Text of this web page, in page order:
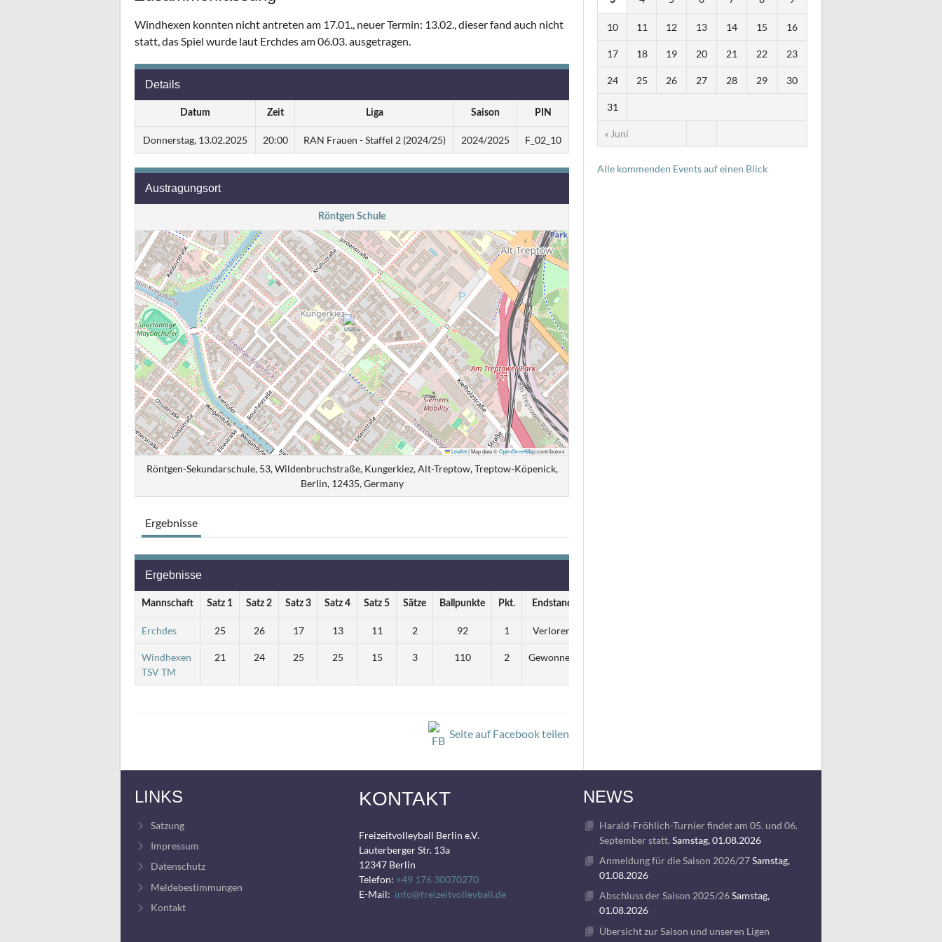
Windhexen konnten nicht antreten am 17.01., neuer Termin: 13.02., dieser fand auch nicht
statt, das Spiel wurde laut Erchdes am 06.03. ausgetragen.
Details
Datum Zeit Liga Saison PIN
Donnerstag, 13.02.2025 20:00 RAN Frauen - Staffel 2 (2024/25) 2024/2025 F_02_10
Austragungsort
Röntgen Schule
Leaflet|Map data ©OpenStreetMapcontributors
Röntgen-Sekundarschule, 53, Wildenbruchstraße, Kungerkiez, Alt-Treptow, Treptow-Köpenick,
Berlin, 12435, Germany
Ergebnisse
Ergebnisse
Mannschaft Satz 1 Satz 2 Satz 3 Satz 4 Satz 5 Sätze Ballpunkte Pkt. Endstand
Erchdes 25 26 17 13 11 2 92 1 Verloren
Windhexen
TSV TM
21 24 25 25 15 3 110 2 Gewonnen
Seite auf Facebook teilen
« Juni
10 11 12 13 14 15 16
17 18 19 20 21 22 23
24 25 26 27 28 29 30
31
Alle kommenden Events auf einen Blick
LINKS
Satzung
Impressum
Datenschutz
Meldebestimmungen
Kontakt
KONTAKT
Freizeitvolleyball Berlin e.V.
Lauterberger Str. 13a
12347 Berlin
Telefon: +49 176 30070270
E-Mail: info@freizeitvolleyball.de
NEWS
Harald-Fröhlich-Turnier findet am 05. und 06.
September statt. Samstag, 01.08.2026
Anmeldung für die Saison 2026/27Samstag,
01.08.2026
Abschluss der Saison 2025/26Samstag,
01.08.2026
Übersicht zur Saison und unseren Ligen